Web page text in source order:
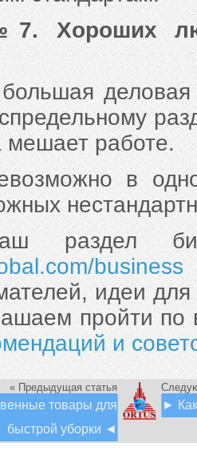
Хороших
деловая
мешает работе.
в
раздел
business-
идеи
пройти по
и
« Предыдущая статья
товары для
быстрой уборки ◄
►